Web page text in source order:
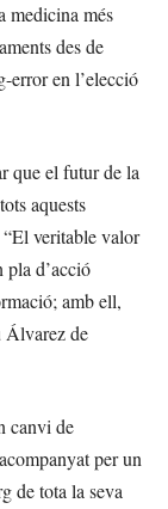
medicina més
des de
error en l’elecció
que el futur de la
aquests
veritable valor
pla d’acció
amb ell,
Álvarez de
canvi de
per un
de tota la seva